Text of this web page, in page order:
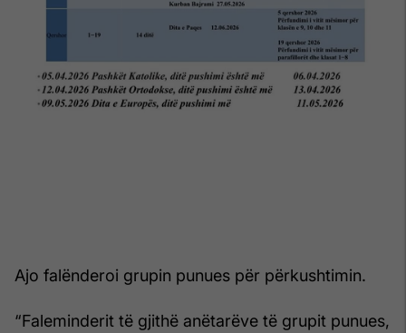
Ajo falënderoi grupin punues për përkushtimin.
“Faleminderit të gjithë anëtarëve të grupit punues,